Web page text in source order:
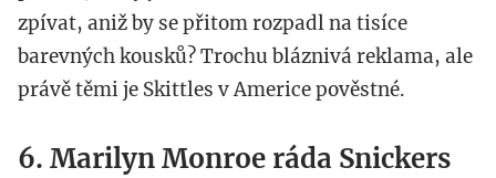
zpívat, aniž by se přitom rozpadl na tisíce
barevných kousků? Trochu bláznivá reklama, ale
právě těmi je Skittles v Americe pověstné.
6. Marilyn Monroe ráda Snickers